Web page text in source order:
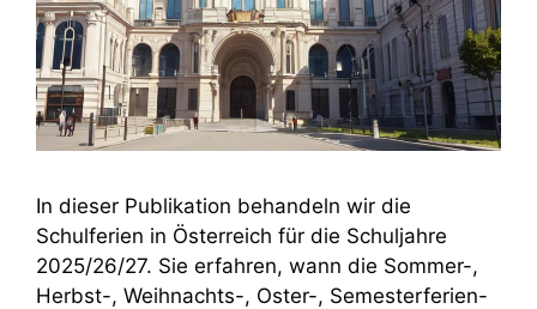
In dieser Publikation behandeln wir die
Schulferien in Österreich für die Schuljahre
2025/26/27. Sie erfahren, wann die Sommer-,
Herbst-, Weihnachts-, Oster-, Semesterferien-